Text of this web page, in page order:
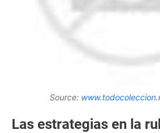
Source:
Las estrategias en la